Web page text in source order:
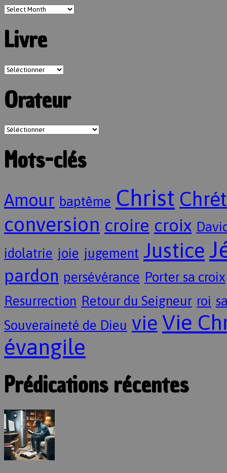
Livre
Orateur
Mots-clés
Amour baptême Christ
conversion croire croix
idolatrie joie jugement Justice
pardon persévérance Porter sa croix
Resurrection Retour du Seigneur roi
Souveraineté de Dieu vie Vie
évangile
Prédications récentes